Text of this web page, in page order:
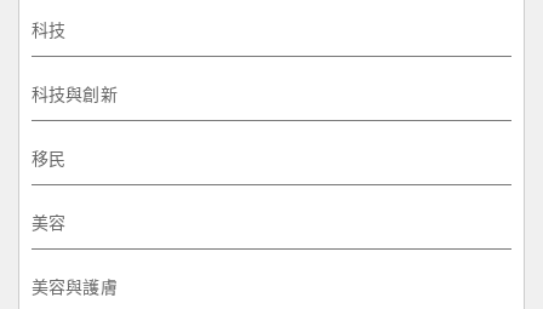
科技
科技與創新
移民
美容
美容與護膚